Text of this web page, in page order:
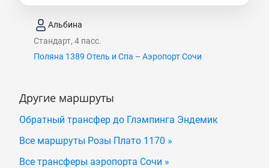
Альбина
Стандарт, 4 пасс.
Поляна 1389 Отель и Спа – Аэропорт Сочи
Другие маршруты
Обратный трансфер до Глэмпинга Эндемик
Все маршруты Розы Плато 1170 »
Все трансферы аэропорта Сочи »